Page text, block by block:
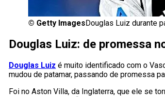
© Getty Images Douglas Luiz durante
Douglas Luiz: de promessa
Douglas Luiz é muito identificado com o
mudou de patamar, passando de promessa
Foi no Aston Villa, da Inglaterra, que ele se